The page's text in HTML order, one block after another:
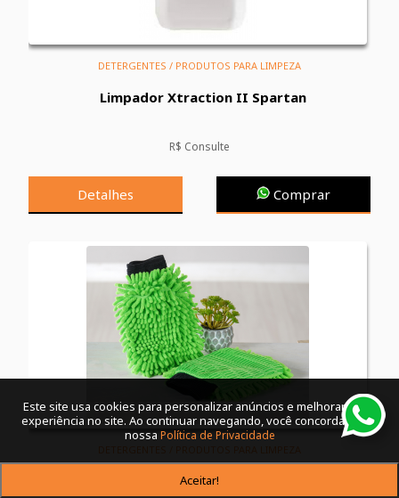
DETERGENTES / PRODUTOS PARA LIMPEZA
Limpador Xtraction II Spartan
R$ Consulte
Detalhes Comprar
LUVA MICROFIBRA PANOSUL AUTO SORTIDO -
Este site usa cookies para personalizar anúncios e melhorar a sua
experiência no site. Ao continuar navegando, você concorda com a
nossa Política de Privacidade
Aceitar!